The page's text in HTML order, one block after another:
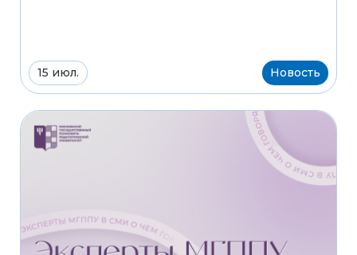
15 июл. Новость